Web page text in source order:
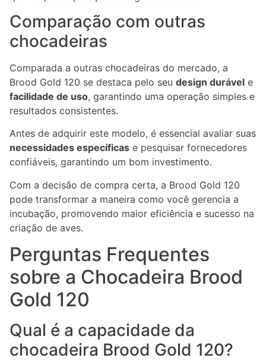
Comparação com outras
chocadeiras
Comparada a outras chocadeiras do mercado, a
Brood Gold 120 se destaca pelo seu design durável e
facilidade de uso, garantindo uma operação simples e
resultados consistentes.
Antes de adquirir este modelo, é essencial avaliar suas
necessidades específicas e pesquisar fornecedores
confiáveis, garantindo um bom investimento.
Com a decisão de compra certa, a Brood Gold 120
pode transformar a maneira como você gerencia a
incubação, promovendo maior eficiência e sucesso na
criação de aves.
Perguntas Frequentes
sobre a Chocadeira Brood
Gold 120
Qual é a capacidade da
chocadeira Brood Gold 120?